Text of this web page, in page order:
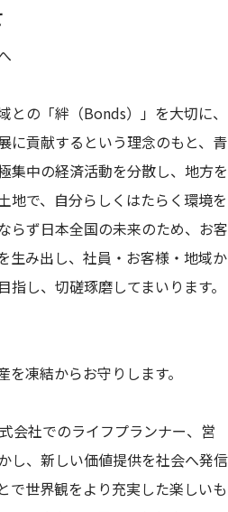
との「絆（Bonds）」を大切に、
に貢献するという理念のもと、青
集中の経済活動を分散し、地方を
地で、自分らしくはたらく環境を
らず日本全国の未来のため、お客
生み出し、社員・お客様・地域か
し、切磋琢磨してまいります。
凍結からお守りします。
会社でのライフプランナー、営
し、新しい価値提供を社会へ発信
で世界観をより充実した楽しいも